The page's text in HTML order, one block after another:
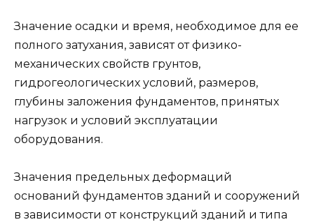
Значение осадки и время, необходимое для ее
полного затухания, зависят от физико-
механических свойств грун­тов,
гидрогеологических условий, размеров,
глубины за­ложения фундаментов, принятых
нагрузок и условий экс­плуатации
оборудования.
Значения предельных деформаций
оснований фунда­ментов зданий и сооружений
в зависимости от конструк­ций зданий и типа